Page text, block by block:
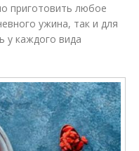
приготовить любое
ужина, так и для
у каждого вида